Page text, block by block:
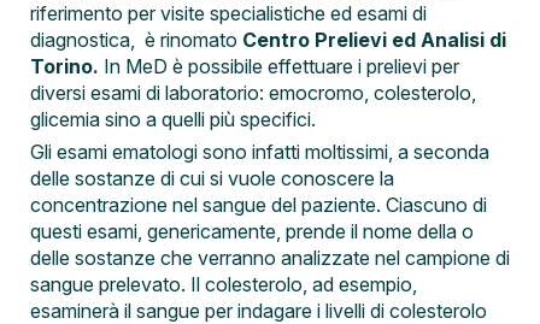
riferimento per visite specialistiche ed esami di
diagnostica, è rinomato Centro Prelievi ed Analisi di
Torino. In MeD è possibile effettuare i prelievi per
diversi esami di laboratorio: emocromo, colesterolo,
glicemia sino a quelli più specifici.
Gli esami ematologi sono infatti moltissimi, a seconda
delle sostanze di cui si vuole conoscere la
concentrazione nel sangue del paziente. Ciascuno di
questi esami, genericamente, prende il nome della o
delle sostanze che verranno analizzate nel campione di
sangue prelevato. Il colesterolo, ad esempio,
esaminerà il sangue per indagare i livelli di colesterolo